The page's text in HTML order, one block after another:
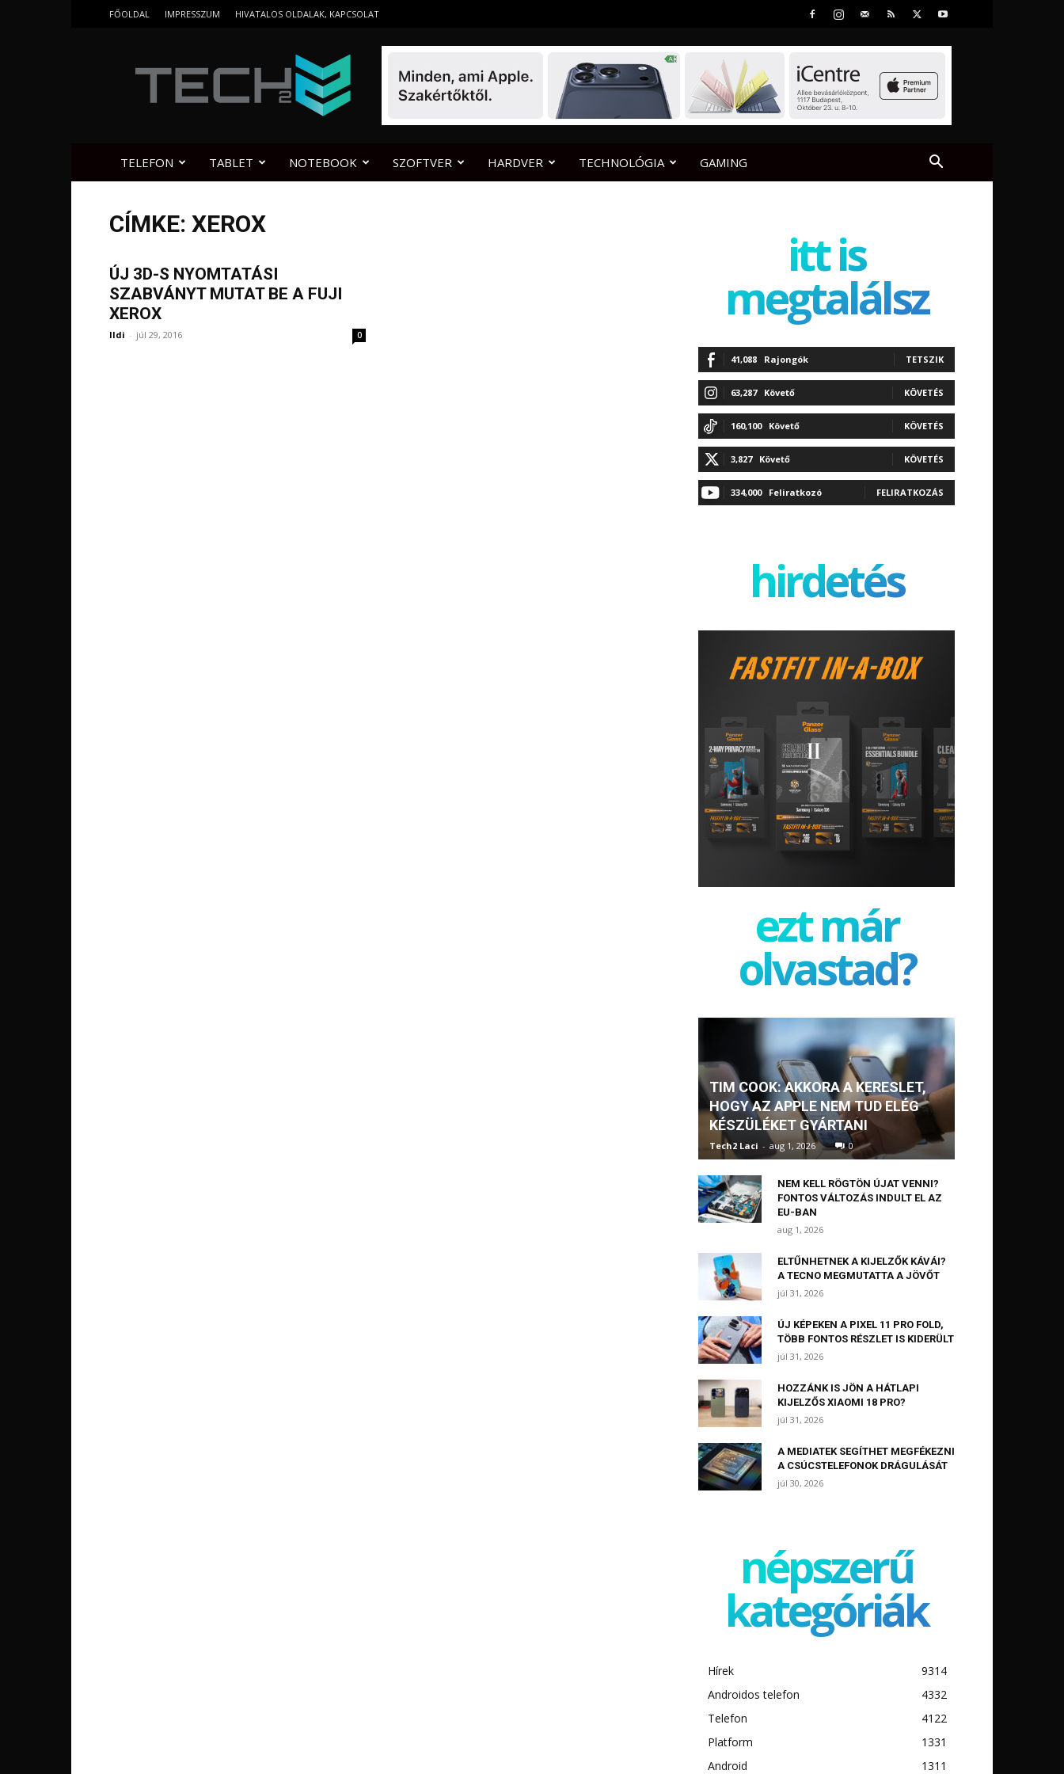
FŐOLDAL IMPRESSZUM HIVATALOS OLDALAK, KAPCSOLAT
TELEFON TABLET NOTEBOOK SZOFTVER HARDVER TECHNOLÓGIA GAMING
CÍMKE: XEROX
ÚJ 3D-S NYOMTATÁSI
SZABVÁNYT MUTAT BE A FUJI
XEROX
Ildi - júl 29, 2016 0
itt is
megtalálsz
41,088 Rajongók TETSZIK
63,287 Követő KÖVETÉS
160,100 Követő KÖVETÉS
3,827 Követő KÖVETÉS
334,000 Feliratkozó FELIRATKOZÁS
hirdetés
ezt már
olvastad?
TIM COOK: AKKORA A KERESLET,
HOGY AZ APPLE NEM TUD ELÉG
KÉSZÜLÉKET GYÁRTANI
Tech2 Laci - aug 1, 2026 0
NEM KELL RÖGTÖN ÚJAT VENNI?
FONTOS VÁLTOZÁS INDULT EL AZ
EU-BAN
aug 1, 2026
ELTŰNHETNEK A KIJELZŐK KÁVÁI?
A TECNO MEGMUTATTA A JÖVŐT
júl 31, 2026
ÚJ KÉPEKEN A PIXEL 11 PRO FOLD,
TÖBB FONTOS RÉSZLET IS KIDERÜLT
júl 31, 2026
HOZZÁNK IS JÖN A HÁTLAPI
KIJELZŐS XIAOMI 18 PRO?
júl 31, 2026
A MEDIATEK SEGÍTHET MEGFÉKEZNI
A CSÚCSTELEFONOK DRÁGULÁSÁT
júl 30, 2026
népszerű
kategóriák
Hírek
9314
Androidos telefon
4332
Telefon
4122
Platform
1331
Android
1311